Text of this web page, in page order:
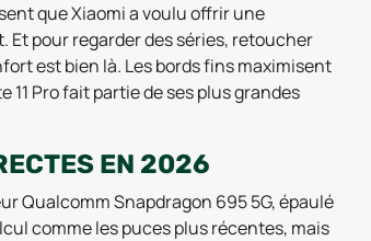
que Xiaomi a voulu offrir une
Et pour regarder des séries, retoucher
est bien là. Les bords fins maximisent
11 Pro fait partie de ses plus grandes
EN 2026
Qualcomm Snapdragon 695 5G, épaulé
comme les puces plus récentes, mais